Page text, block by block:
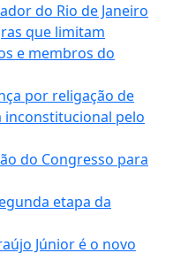
do Rio de Janeiro
que limitam
e membros do
por religação de
inconstitucional pelo
do Congresso para
etapa da
Júnior é o novo